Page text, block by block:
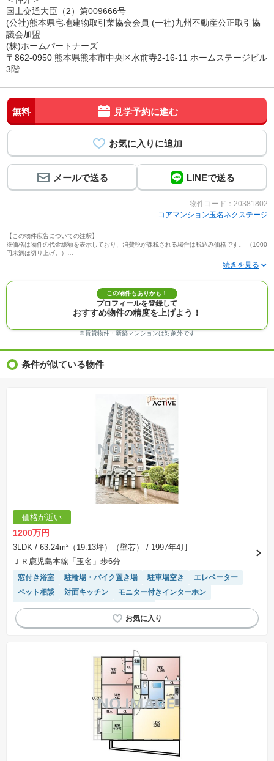
国土交通大臣（2）第009666号
(公社)熊本県宅地建物取引業協会会員 (一社)九州不動産公正取引協
議会加盟
(株)ホームパートナーズ
〒862-0950 熊本県熊本市中央区水前寺2-16-11 ホームステージビル
3階
無料 見学予約に進む
メールで送る LINEで送る
物件コード：20381802
コアマンション玉名ネクステージ
【この物件広告についての注釈】
※価格は物件の代金総額を表示しており、消費税が課税される場合は税込み価格です。 （1000
円未満は切り上げ。）
※写真に写っている、またはパース（絵）や間取り図に描かれている家具や車などは、特にコ
※建築条件付き土地価格には、建物価格は含まれません。
※物件情報は、原則として情報提供日の２日前に最終確認した情報です。
※完成予想図はいずれも外構、植栽、外観等実際のものとは多少異なることがあります。
※モデルルーム・モデルハウス・展示場・ショールームの画像の場合、今回販売の物件と異な
※ＣＧ合成の画像の場合、実際とは多少異なる場合があります。
※物件特徴：販売戸数が複数の物件は、全ての住戸に該当しない項目もあります。
※価格更新：物件価格が変更された日から１週間表示されます。
※建築条件土地の情報内に掲載されている、建物プラン例は、土地購入者の設計プランの参考
の一例であって、プランの採用可否は任意です。
※土地（建築条件なし）で「建物プラン例」が表記してある時、そのプラン例は特定の建築請
負会社によるもので、当該建築請負会社以外で建てた場合、同様のものが同価格で建てられる
とは限りません。また建築請負会社を特定するものではありません。
※建築条件付き土地とは、その土地に建築する建物の建築請負契約が、一定期間内に成立する
ことを条件として売買される土地のことをいいます。建築請負契約成立に向けて設計プランを
協議するため、土地購入者が自己の希望する建物の設計協議をするために必要な相当の期間の
交渉期間が設定され、その期間内で希望を満たすプランが実現できたかどうかにより結論を出
します。なお、この期間は概ね3ヶ月程度とされています。納得のいくプランが出来ず、建築請
負契約が成立しない場合、土地売買契約は白紙に戻り、土地契約にかかった代金（土地代金、
手付金など）は名目のいかんに関わらず、全て返却されます。
※課税対象物件の「価格」や「費用等」は消費税込みの「総額表示」で統一しています。
※「本体価格」とは、課税対象物件においては「消費税を除いた建物価格」と「土地価格」の
合計額を指します。
表示されておりません。
※取引にかかる費用：物件の契約手続き、決済、引き渡し時にかかる費用を表示しています。
不動産会社によって表記有無が異なるため、ご自身で十分な確認をしていただくようにお願い
いたします。
場合があります。
この物件もありかも！
プロフィールを登録して
おすすめ物件の精度を上げよう！
※賃貸物件・新築マンションは対象外です
条件が似ている物件
価格が近い
1200万円
3LDK / 63.24m²（19.13坪）（壁芯）
/ 1997年4月
ＪＲ鹿児島本線「玉名」歩6分
窓付き浴室 駐輪場・バイク置き場 駐車場空き
エレベーター
ペット相談
対面キッチン
モニター付きインターホン
駐車場(普通車)あり
システムキッチン